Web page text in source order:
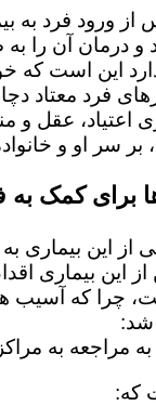
ورود فرد به
درمان آن را
این است که
فرد معتاد
اعتیاد، عقل
سر او و
برای کمک به
از این بیماری
از این بیماری
چرا که
شد:
مراجعه به
که: